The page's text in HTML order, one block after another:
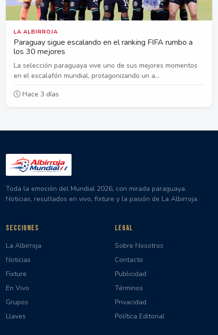
LA ALBIRROJA
Paraguay sigue escalando en el ranking FIFA rumbo a
los 30 mejores
La selección paraguaya vive uno de sus mejores momentos
en el escalafón mundial, protagonizando un a...
Hace 3 días
Toda la emoción del Mundial 2026, con mirada paraguaya.
Noticias, resultados en vivo, fixture y la pasión de La Albirroja.
SECCIONES
La Albirroja
Noticias
Fixture
En Vivo
Grupos
Llaves
LEGAL
Sobre Nosotros
Contacto
Publicidad
Términos
Privacidad
Política Editorial